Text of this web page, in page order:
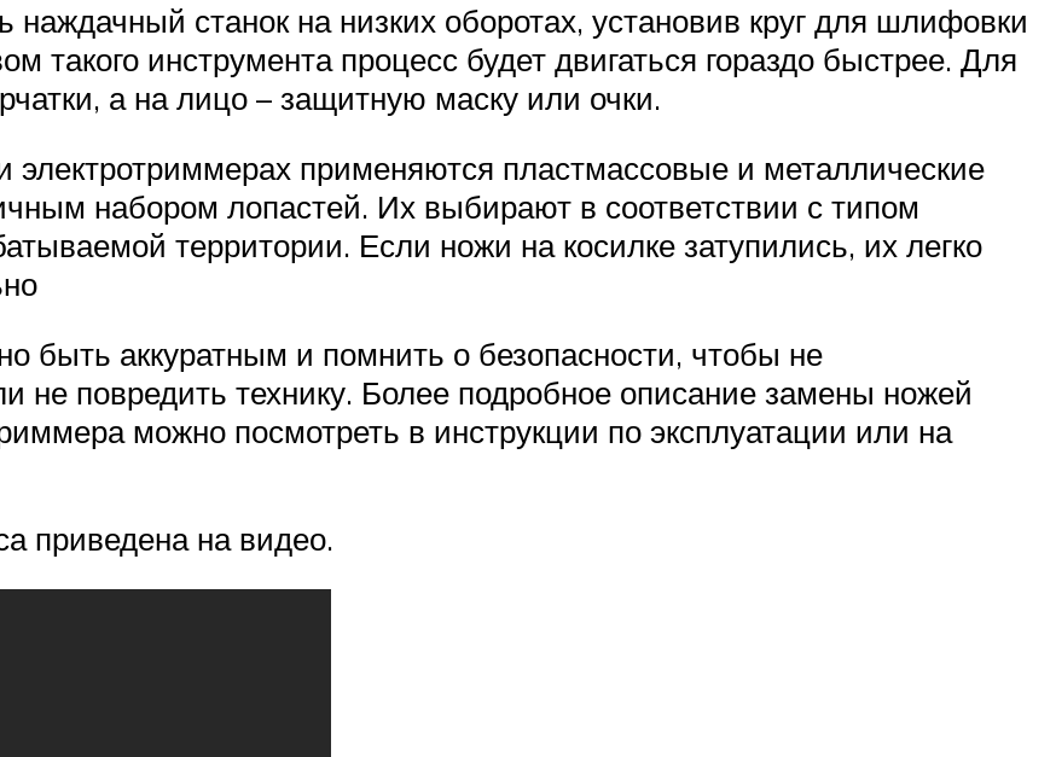
наждачный станок на низких оборотах, установив круг для шлифовки
такого инструмента процесс будет двигаться гораздо быстрее. Для
а на лицо – защитную маску или очки.
электротриммерах применяются пластмассовые и металлические
набором лопастей. Их выбирают в соответствии с типом
территории. Если ножи на косилке затупились, их легко
быть аккуратным и помнить о безопасности, чтобы не
не повредить технику. Более подробное описание замены ножей
можно посмотреть в инструкции по эксплуатации или на
приведена на видео.